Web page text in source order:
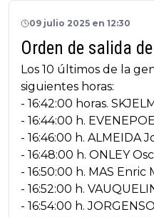
09 julio 2025 en 12:30
Orden de salida
Los 10 últimos de la
siguientes horas:
- 16:42:00 horas.
- 16:44:00 h.
- 16:46:00 h. ALMEIDA
- 16:48:00 h. ONLEY
- 16:50:00 h. MAS Enric
- 16:52:00 h.
- 16:54:00 h.